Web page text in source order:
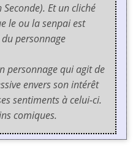
Et un cliché
le ou la senpai est
personnage
personnage qui agit de
envers son intérêt
sentiments à celui-ci.
comiques.